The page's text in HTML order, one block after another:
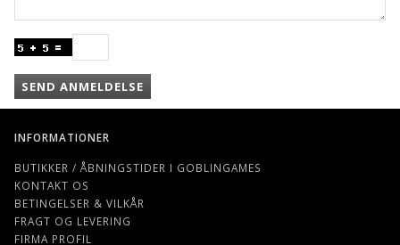
SEND ANMELDELSE
INFORMATIONER
BUTIKKER / ÅBNINGSTIDER I GOBLINGAMES
KONTAKT OS
BETINGELSER & VILKÅR
FRAGT OG LEVERING
FIRMA PROFIL